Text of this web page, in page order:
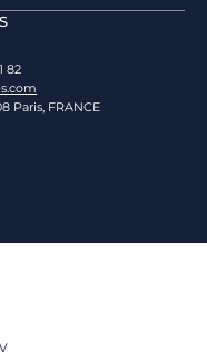
82
Paris, FRANCE